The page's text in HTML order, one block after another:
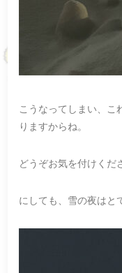
こうなってしまい、こ
りますからね。
どうぞお気を付けくだ
にしても、雪の夜はと